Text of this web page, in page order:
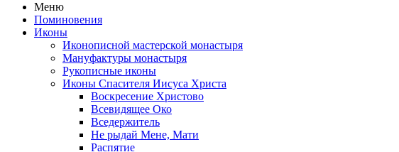
Меню
Поминовения
Иконы
Иконописной мастерской монастыря
Мануфактуры монастыря
Рукописные иконы
Иконы Спасителя Иисуса Христа
Воскресение Христово
Всевидящее Око
Вседержитель
Не рыдай Мене, Мати
Распятие